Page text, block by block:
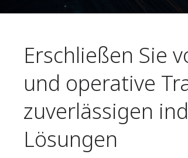
Erschließen Sie
und operative
zuverlässigen
Lösungen ​